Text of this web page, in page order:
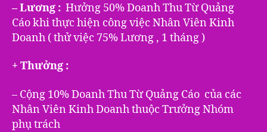
– Lương : Hưởng 50% Doanh Thu Từ Quảng
Cáo khi thực hiện công việc Nhân Viên Kinh
Doanh ( thử việc 75% Lương , 1 tháng )
+ Thưởng :
– Cộng 10% Doanh Thu Từ Quảng Cáo của các
Nhân Viên Kinh Doanh thuộc Trưởng Nhóm
phụ trách